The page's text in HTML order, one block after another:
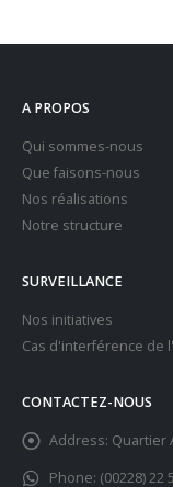
A PROPOS
Qui sommes-nous
Que faisons-nous
Nos réalisations
Notre structure
SURVEILLANCE
Nos initiatives
Cas d'interférence de
CONTACTEZ-NOUS
Address: Quartier
Phone: (00228) 22